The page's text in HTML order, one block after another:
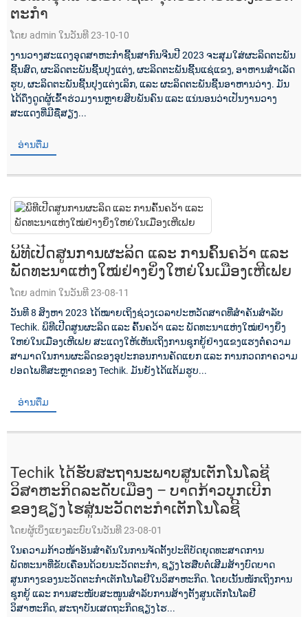
ຕະກຳ
ໂດຍ admin ໃນວັນທີ 23-10-10
ງານວາງສະແດງອຸດສາຫະກຳຊີ້ນສາກົນຈີນປີ 2023 ຈະສຸມໃສ່ຜະລິດຕະພັນ
ຊີ້ນສົດ, ຜະລິດຕະພັນຊີ້ນປຸງແຕ່ງ, ຜະລິດຕະພັນຊີ້ນແຊ່ແຂງ, ອາຫານສຳເລັດ
ຮູບ, ຜະລິດຕະພັນຊີ້ນປຸງແຕ່ງເລິກ, ແລະ ຜະລິດຕະພັນຊີ້ນອາຫານວ່າງ. ມັນ
ໄດ້ດຶງດູດຜູ້ເຂົ້າຮ່ວມງານຫຼາຍສິບພັນຄົນ ແລະ ແນ່ນອນວ່າເປັນງານວາງ
ສະແດງທີ່ມີຊື່ສຽງ...
ອ່ານຕື່ມ
ພິທີເປີດສູນການຜະລິດ ແລະ ການຄົ້ນຄວ້າ ແລະ
ພັດທະນາແຫ່ງໃໝ່ຢ່າງຍິ່ງໃຫຍ່ໃນເມືອງເຫີເຟຍ
ໂດຍ admin ໃນວັນທີ 23-08-11
ວັນທີ 8 ສິງຫາ 2023 ໄດ້ໝາຍເຖິງຊ່ວງເວລາປະຫວັດສາດທີ່ສຳຄັນສຳລັບ
Techik. ພິທີເປີດສູນຜະລິດ ແລະ ຄົ້ນຄວ້າ ແລະ ພັດທະນາແຫ່ງໃໝ່ຢ່າງຍິ່ງ
ໃຫຍ່ໃນເມືອງເຫີເຟຍ ສະແດງໃຫ້ເຫັນເຖິງການຊຸກຍູ້ຢ່າງແຂງແຮງຕໍ່ຄວາມ
ສາມາດໃນການຜະລິດຂອງອຸປະກອນການຄັດແຍກ ແລະ ການກວດກາຄວາມ
ປອດໄພທີ່ສະຫຼາດຂອງ Techik. ມັນຍັງໄດ້ແຕ້ມຮູບ...
ອ່ານຕື່ມ
Techik ໄດ້ຮັບສະຖານະພາບສູນເຕັກໂນໂລຊີ
ວິສາຫະກິດລະດັບເມືອງ – ບາດກ້າວບຸກເບີກ
ຂອງຊຽງໄຮສູ່ນະວັດຕະກໍາເຕັກໂນໂລຊີ
ໂດຍຜູ້ເບິ່ງແຍງລະບົບໃນວັນທີ 23-08-01
ໃນຄວາມກ້າວໜ້າອັນສຳຄັນໃນການຈັດຕັ້ງປະຕິບັດຍຸດທະສາດການ
ພັດທະນາທີ່ຂັບເຄື່ອນດ້ວຍນະວັດຕະກຳ, ຊຽງໄຮສືບຕໍ່ເສີມສ້າງບົດບາດ
ສູນກາງຂອງນະວັດຕະກຳເຕັກໂນໂລຢີໃນວິສາຫະກິດ. ໂດຍເນັ້ນໜັກເຖິງການ
ຊຸກຍູ້ ແລະ ການສະໜັບສະໜູນສຳລັບການສ້າງຕັ້ງສູນເຕັກໂນໂລຢີ
ວິສາຫະກິດ, ສະຖາບັນເສດຖະກິດຊຽງໄຮ...